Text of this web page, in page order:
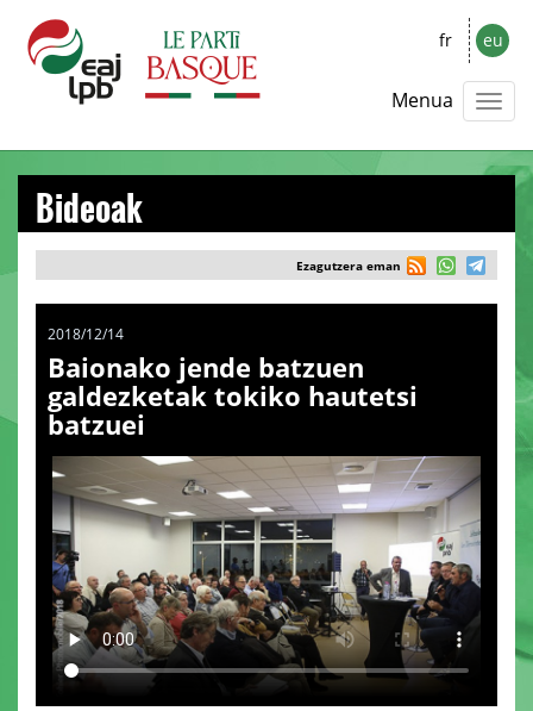
fr eu
Menua
Bideoak
Ezagutzera eman
2018/12/14
Baionako jende batzuen
galdezketak tokiko hautetsi
batzuei